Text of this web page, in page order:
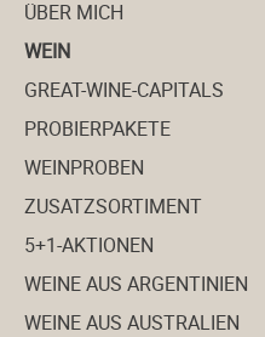
ÜBER MICH
WEIN
GREAT-WINE-CAPITALS
PROBIERPAKETE
WEINPROBEN
ZUSATZSORTIMENT
5+1-AKTIONEN
WEINE AUS ARGENTINIEN
WEINE AUS AUSTRALIEN